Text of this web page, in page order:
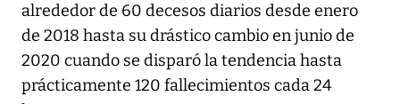
alrededor de 60 decesos diarios desde enero
de 2018 hasta su drástico cambio en junio de
2020 cuando se disparó la tendencia hasta
prácticamente 120 fallecimientos cada 24